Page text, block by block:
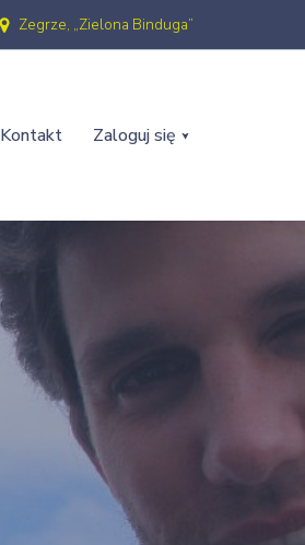
Zegrze, „Zielona Binduga”
Kontakt Zaloguj się